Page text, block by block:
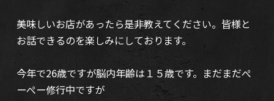
美味しいお店があったら是非教えてください。皆様と
お話できるのを楽しみにしております。
今年で26歳ですが脳内年齢は１５歳です。まだまだぺ
ーぺー修行中ですが